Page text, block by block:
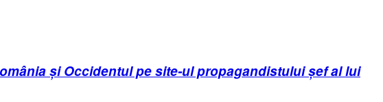
și Occidentul pe site-ul propagandistului șef al lui